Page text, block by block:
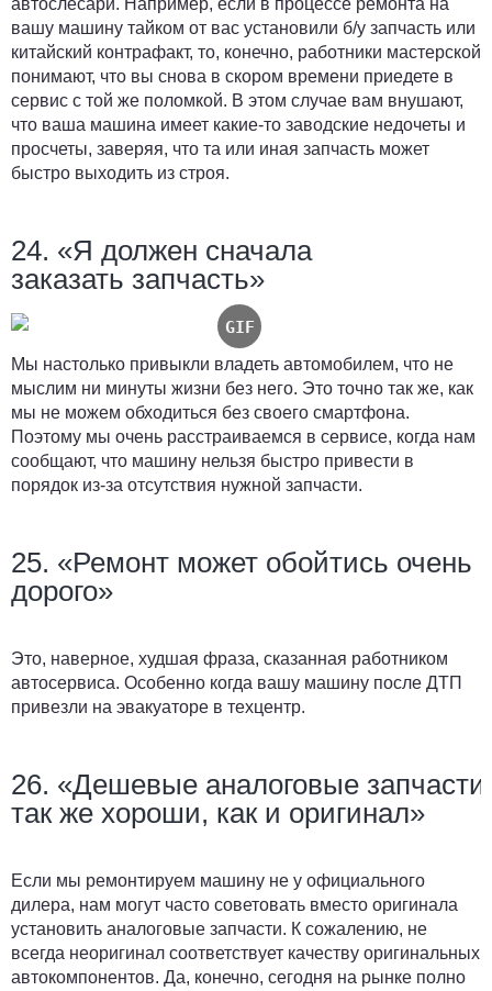
автослесари. Например, если в процессе ремонта на
вашу машину тайком от вас установили б/у запчасть или
китайский контрафакт, то, конечно, работники мастерской
понимают, что вы снова в скором времени приедете в
сервис с той же поломкой. В этом случае вам внушают,
что ваша машина имеет какие-то заводские недочеты и
просчеты, заверяя, что та или иная запчасть может
быстро выходить из строя.
24. «Я должен сначала
заказать запчасть»
Мы настолько привыкли владеть автомобилем, что не
мыслим ни минуты жизни без него. Это точно так же, как
мы не можем обходиться без своего смартфона.
Поэтому мы очень расстраиваемся в сервисе, когда нам
сообщают, что машину нельзя быстро привести в
порядок из-за отсутствия нужной запчасти.
25. «Ремонт может обойтись очень
дорого»
Это, наверное, худшая фраза, сказанная работником
автосервиса. Особенно когда вашу машину после ДТП
привезли на эвакуаторе в техцентр.
26. «Дешевые аналоговые запчасти
так же хороши, как и оригинал»
Если мы ремонтируем машину не у официального
дилера, нам могут часто советовать вместо оригинала
установить аналоговые запчасти. К сожалению, не
всегда неоригинал соответствует качеству оригинальных
автокомпонентов. Да, конечно, сегодня на рынке полно